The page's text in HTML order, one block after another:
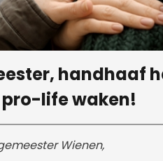
handhaaf
life waken!
Wienen,